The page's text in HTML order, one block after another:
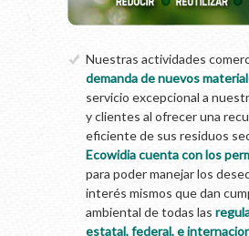
Nuestras actividades
demanda de nuevos
servicio excepcional a
y clientes al ofrecer una
eficiente de sus residuos
Ecowidia cuenta con los
para poder manejar los
interés mismos que dan
ambiental de todas las
estatal, federal, e